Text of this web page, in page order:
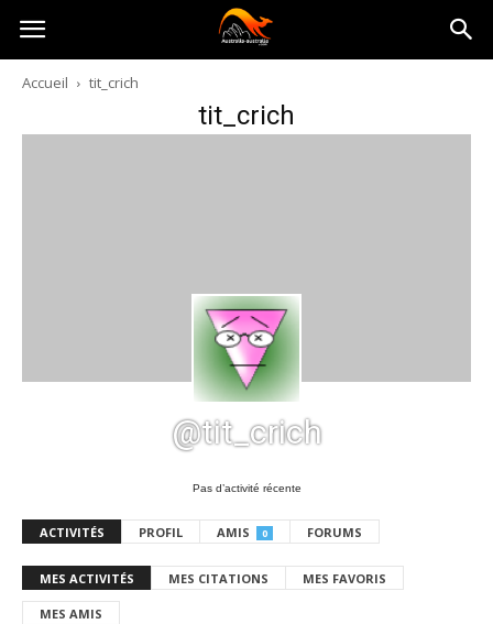
Australia-
australie.com
Accueil tit_crich
tit_crich
@tit_crich
Pas d’activité récente
ACTIVITÉS PROFIL AMIS 0 FORUMS
MES ACTIVITÉS MES CITATIONS MES FAVORIS
MES AMIS